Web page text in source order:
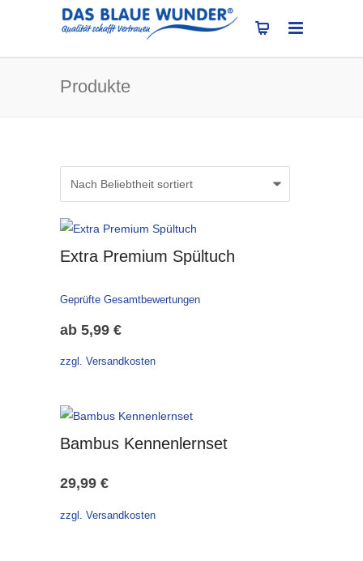
Produkte
Extra Premium Spültuch
Geprüfte Gesamtbewertungen
ab 5,99 €
zzgl. Versandkosten
Bambus Kennenlernset
29,99 €
zzgl. Versandkosten